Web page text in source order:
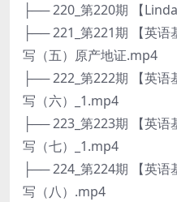
├── 220_第220期 【
├── 221_第221期 【英
写（五）原产地证.mp4
├── 222_第222期 【英
写（六）_1.mp4
├── 223_第223期 【英
写（七）_1.mp4
├── 224_第224期 【英
写（八）.mp4